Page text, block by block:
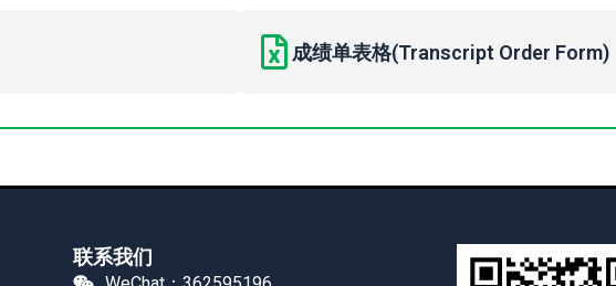
成绩单表格(Transcript Order Form)
联系我们